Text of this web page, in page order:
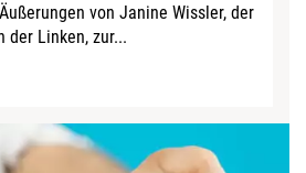
von Janine Wissler, der
der Linken, zur...